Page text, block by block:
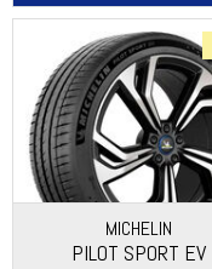
MICHELIN
PILOT SPORT EV